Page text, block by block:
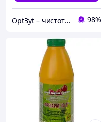
OptByt – чистота, защита, комфорт Средства для дома, сада 98%